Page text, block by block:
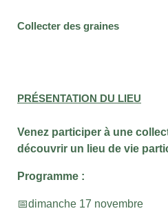
Collecter des graines
PRÉSENTATION DU LIEU
Venez participer à une
découvrir un lieu de vie
Programme :
📅dimanche 17 novembre